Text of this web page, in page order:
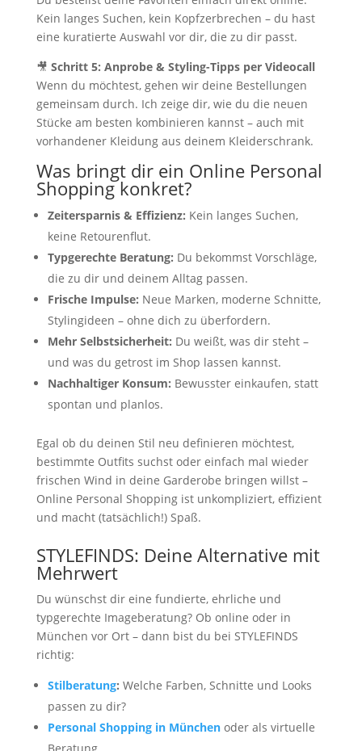
Kein langes Suchen, kein Kopfzerbrechen – du hast
eine kuratierte Auswahl vor dir, die zu dir passt.
🎥 Schritt 5: Anprobe & Styling-Tipps per Videocall
Wenn du möchtest, gehen wir deine Bestellungen
gemeinsam durch. Ich zeige dir, wie du die neuen
Stücke am besten kombinieren kannst – auch mit
vorhandener Kleidung aus deinem Kleiderschrank.
Was bringt dir ein Online Personal
Shopping konkret?
Zeitersparnis & Effizienz: Kein langes Suchen,
keine Retourenflut.
Typgerechte Beratung: Du bekommst Vorschläge,
die zu dir und deinem Alltag passen.
Frische Impulse: Neue Marken, moderne Schnitte,
Stylingideen – ohne dich zu überfordern.
Mehr Selbstsicherheit: Du weißt, was dir steht –
und was du getrost im Shop lassen kannst.
Nachhaltiger Konsum: Bewusster einkaufen, statt
spontan und planlos.
Egal ob du deinen Stil neu definieren möchtest,
bestimmte Outfits suchst oder einfach mal wieder
frischen Wind in deine Garderobe bringen willst –
Online Personal Shopping ist unkompliziert, effizient
und macht (tatsächlich!) Spaß.
STYLEFINDS: Deine Alternative mit
Mehrwert
Du wünschst dir eine fundierte, ehrliche und
typgerechte Imageberatung? Ob online oder in
München vor Ort – dann bist du bei STYLEFINDS
richtig:
Stilberatung: Welche Farben, Schnitte und Looks
passen zu dir?
Personal Shopping in Münchenoder als virtuelle